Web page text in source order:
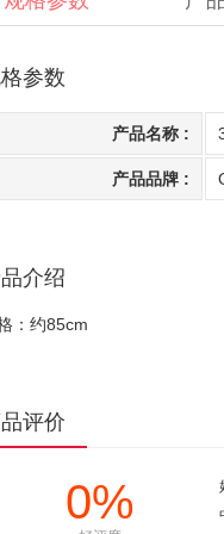
参数
产品名称 :
产品品牌 :
介绍
：约85cm
评价
0%